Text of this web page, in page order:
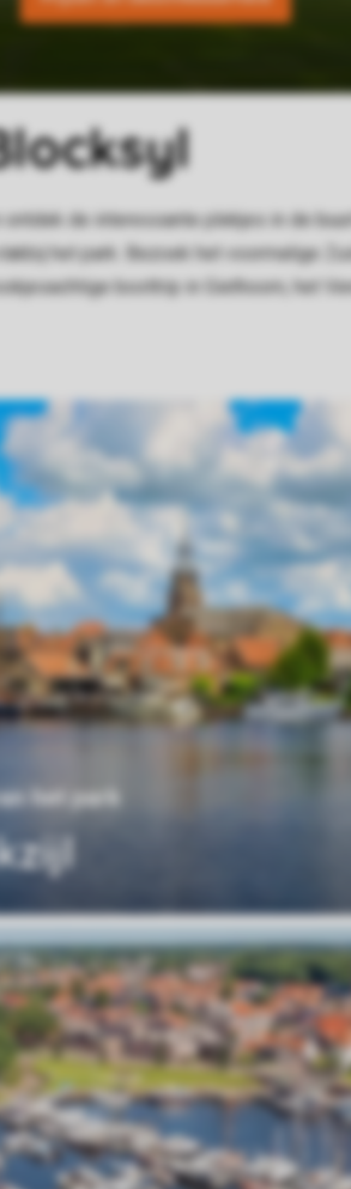
de interessante plekjes in de
het park. Bezoek het voormalige
boottrip in Giethoorn, het
het park